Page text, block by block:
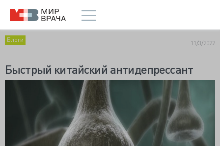
Блоги 11/3/2022
Быстрый китайский антидепрессант